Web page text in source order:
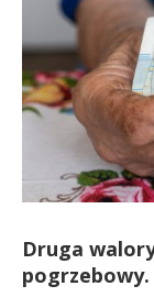
Druga